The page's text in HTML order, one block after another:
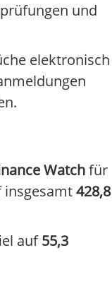
und
elektronisch
Watchfür
428,8
auf55,3